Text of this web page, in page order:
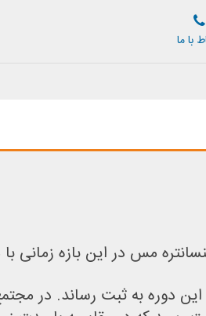
با ما